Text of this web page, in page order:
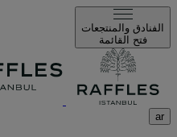
الفنادق والمنتجعات
فتح القائمة
ar